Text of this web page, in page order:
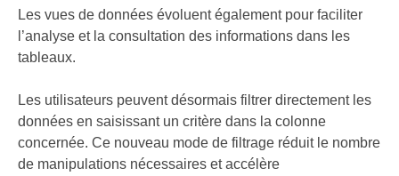
Les vues de données évoluent également pour faciliter
l’analyse et la consultation des informations dans les
tableaux.
Les utilisateurs peuvent désormais filtrer directement les
données en saisissant un critère dans la colonne
concernée. Ce nouveau mode de filtrage réduit le nombre
de manipulations nécessaires et accélère